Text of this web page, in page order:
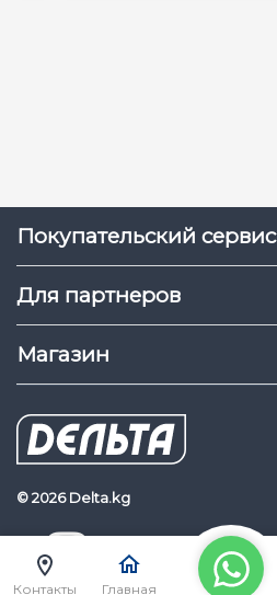
Покупательский сервис
Для партнеров
Магазин
© 2026 Delta.kg
Delta.kg
Контакты Главная